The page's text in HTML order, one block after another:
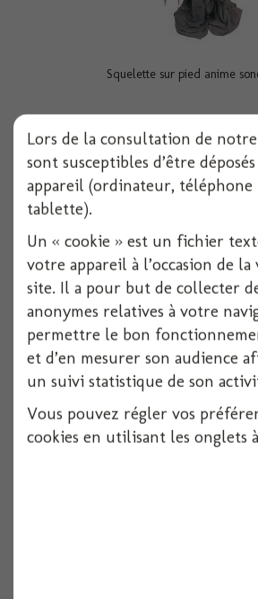
Squelette sur pied anime
Voir
Squelette satin noir -
Lors de la consultation de notre
sont susceptibles d’être
appareil (ordinateur,
tablette).
Un « cookie » est un fichier
votre appareil à l’occasion de
site. Il a pour but de collecter
anonymes relatives à votre
permettre le bon
et d’en mesurer son audience
un suivi statistique de son
Vous pouvez régler vos
cookies en utilisant les onglets